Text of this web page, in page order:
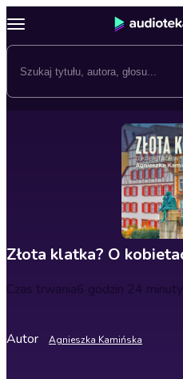
Złota klatka? O
Czas trwania6 godzin 24 minuty
Autor Agnieszka Kamińska